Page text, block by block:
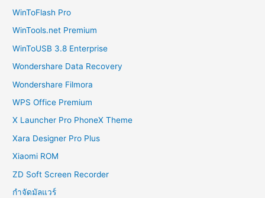
WinToFlash Pro
WinTools.net Premium
WinToUSB 3.8 Enterprise
Wondershare Data Recovery
Wondershare Filmora
WPS Office Premium
X Launcher Pro PhoneX Theme
Xara Designer Pro Plus
Xiaomi ROM
ZD Soft Screen Recorder
กำจัดมัลแวร์